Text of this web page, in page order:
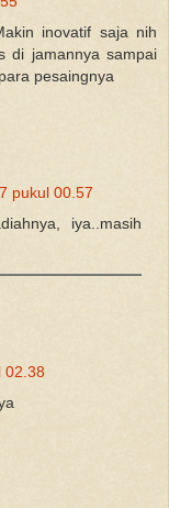
inovatif saja nih
di jamannya sampai
pesaingnya
pukul 00.57
iya..masih
02.38